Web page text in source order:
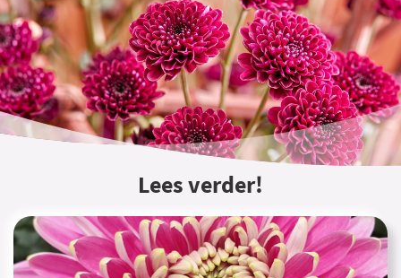
Lees verder!